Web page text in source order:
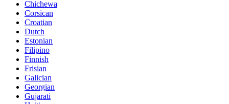
Chichewa
Corsican
Croatian
Dutch
Estonian
Filipino
Finnish
Frisian
Galician
Georgian
Gujarati